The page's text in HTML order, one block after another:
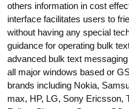
others information in cost
interface facilitates users to
without having any special
guidance for operating bulk
advanced bulk text
all major windows based or
brands including Nokia,
max, HP, LG, Sony Ericsson,